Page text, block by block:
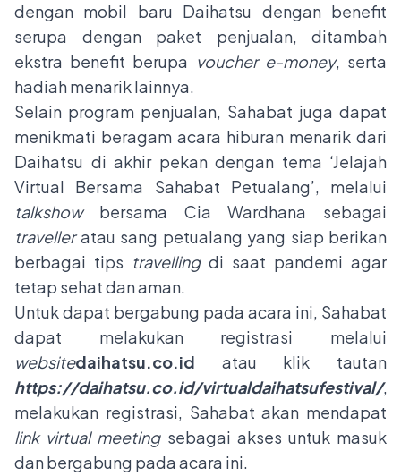
dengan mobil baru Daihatsu dengan benefit
serupa dengan paket penjualan, ditambah
ekstra benefit berupa voucher e-money, serta
hadiah menarik lainnya.
Selain program penjualan, Sahabat juga dapat
menikmati beragam acara hiburan menarik dari
Daihatsu di akhir pekan dengan tema ‘Jelajah
Virtual Bersama Sahabat Petualang’, melalui
talkshowbersama Cia Wardhana sebagai
travelleratau sang petualang yang siap berikan
berbagai tips travellingdi saat pandemi agar
tetap sehat dan aman.
Untuk dapat bergabung pada acara ini, Sahabat
dapat melakukan registrasi melalui
websitedaihatsu.co.id atau klik tautan
https://daihatsu.co.id/virtualdaihatsufestival/,
melakukan registrasi, Sahabat akan mendapat
link virtual meetingsebagai akses untuk masuk
dan bergabung pada acara ini.